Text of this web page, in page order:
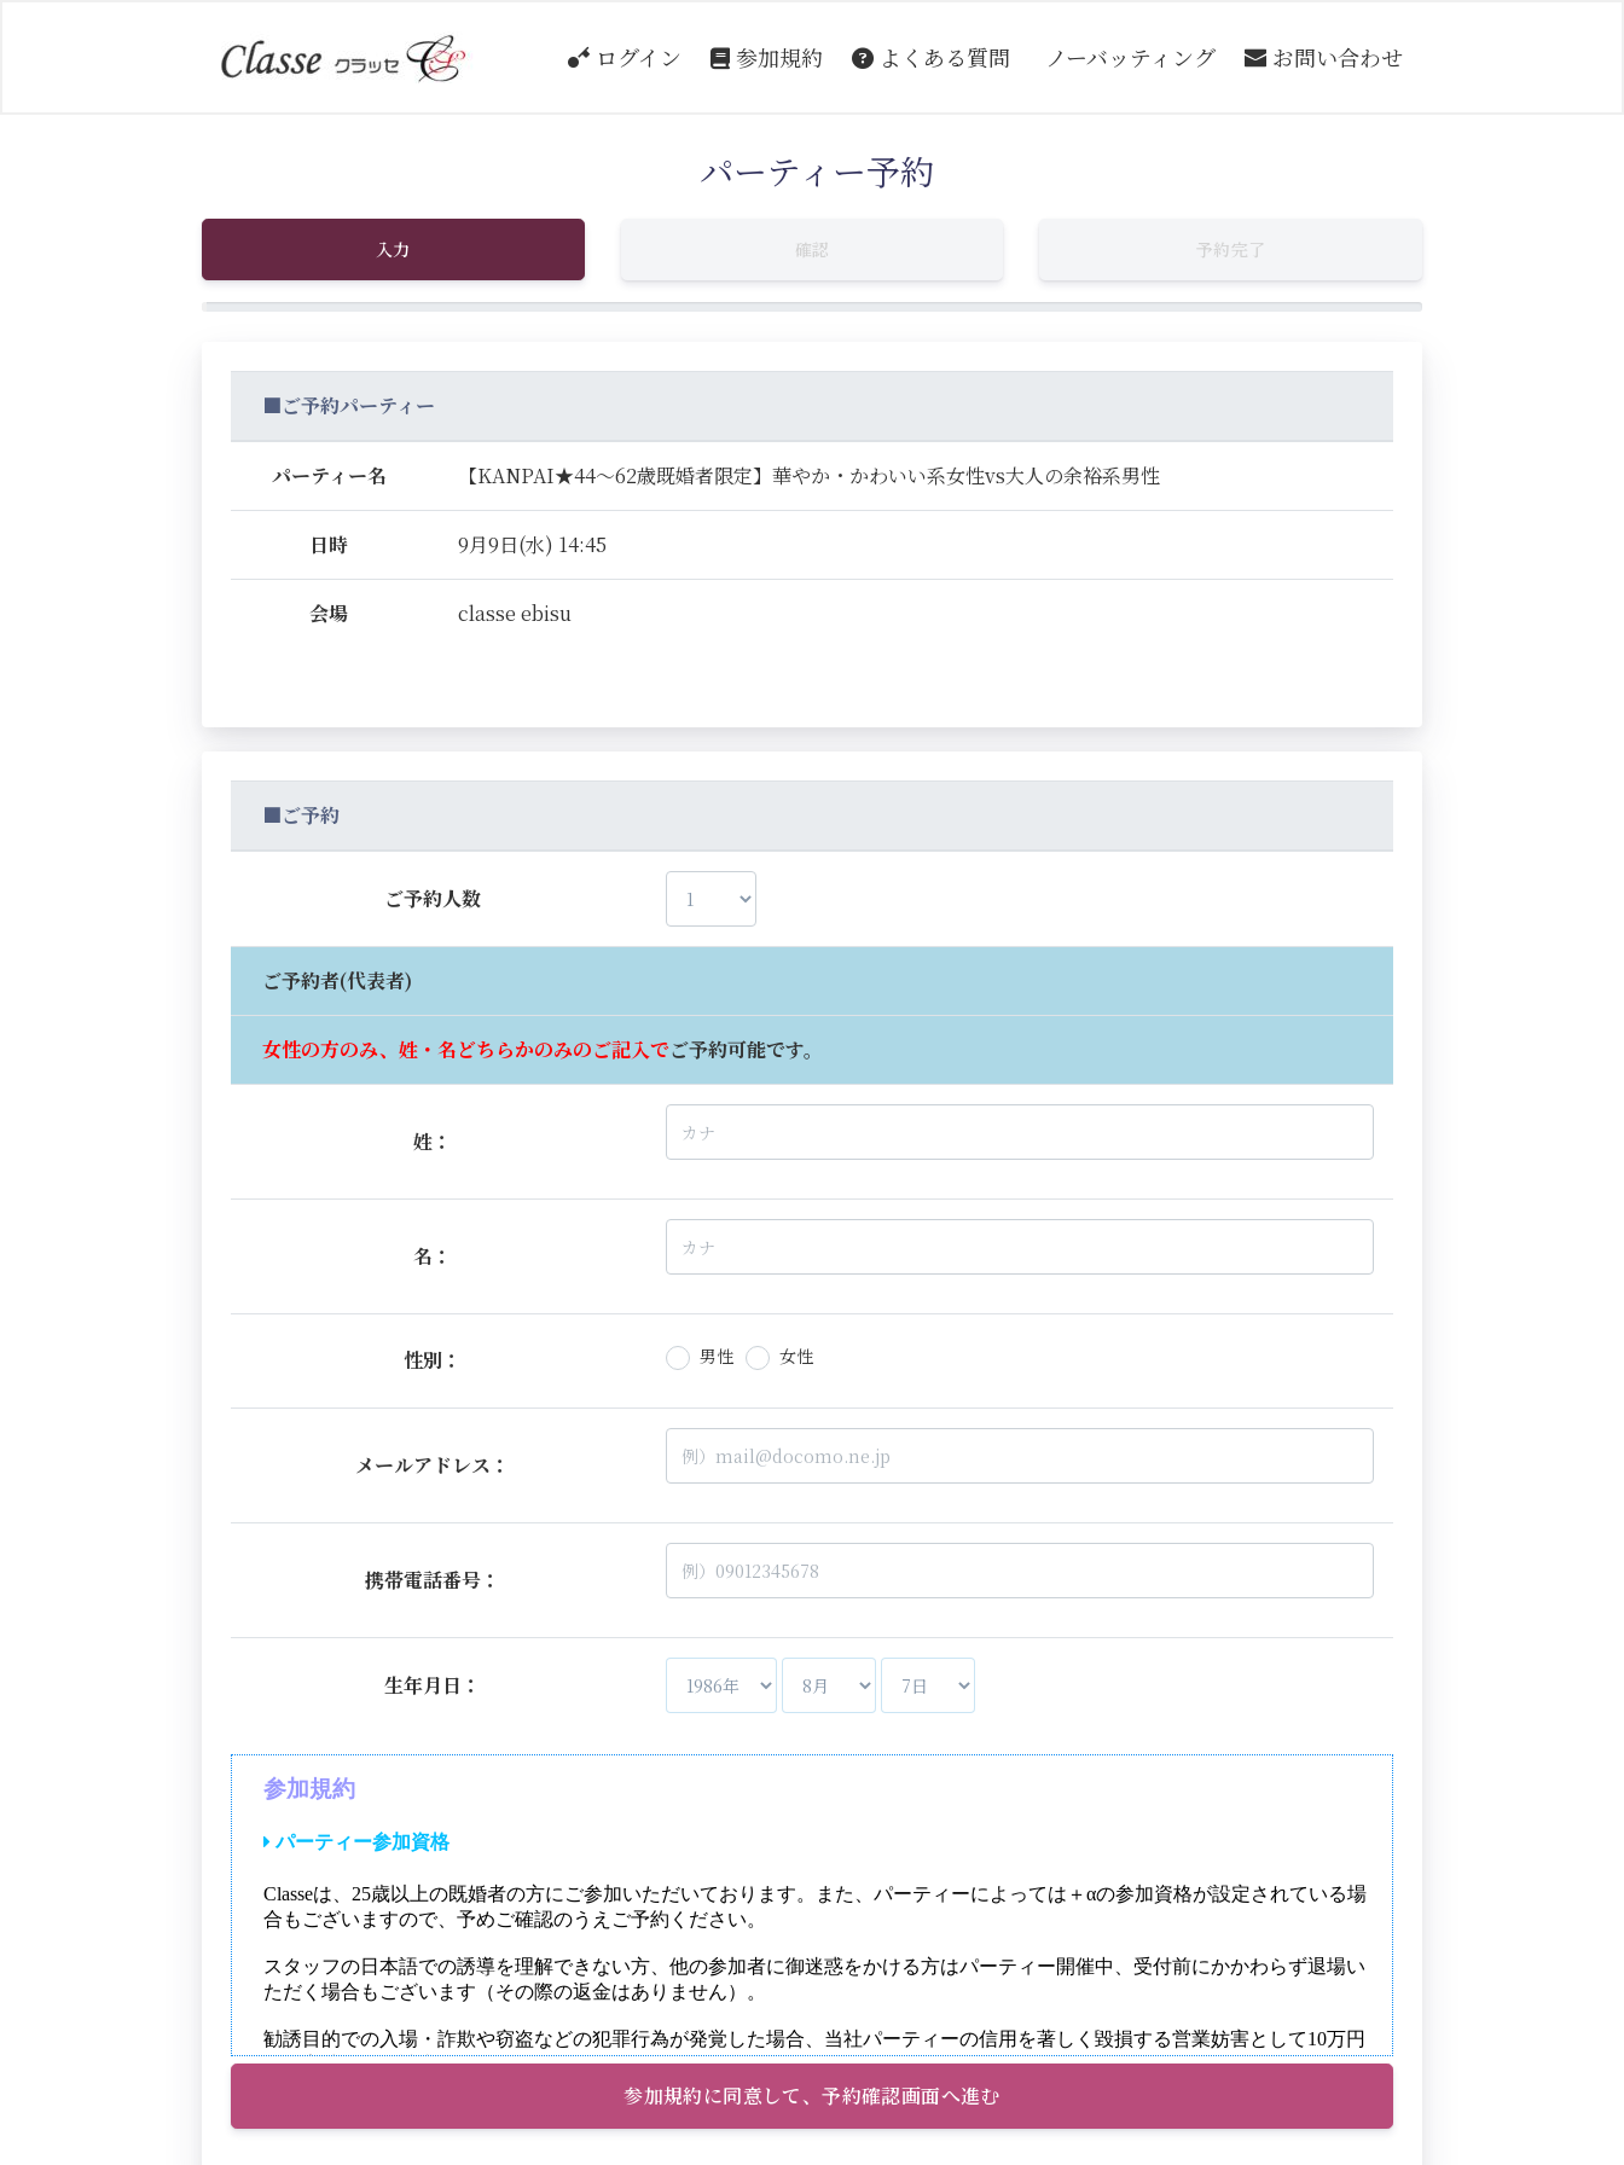
ログイン 参加規約 よくある質問 ノーバッティング お問い合わせ
パーティー予約
入力 確認 予約完了
■ご予約パーティー
パーティー名 【KANPAI★44～62歳既婚者限定】華やか・かわいい系女性vs大人の余裕系男性
日時 9月9日(水) 14:45
会場 classe ebisu
■ご予約
ご予約人数
ご予約者(代表者)
女性の方のみ、姓・名どちらかのみのご記入でご予約可能です。
姓：
名：
性別： 男性 女性
メールアドレス：
携帯電話番号：
生年月日：
参加規約に同意して、予約確認画面へ進む